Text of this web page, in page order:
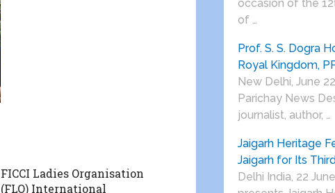
FICCI Ladies Organisation
(FLO) International
occasion of the
of …
Prof. S. S. Dogra
Royal Kingdom,
New Delhi, June
Parichay News
journalist, author, …
Jaigarh Heritage
Jaigarh for Its
Delhi India, 22